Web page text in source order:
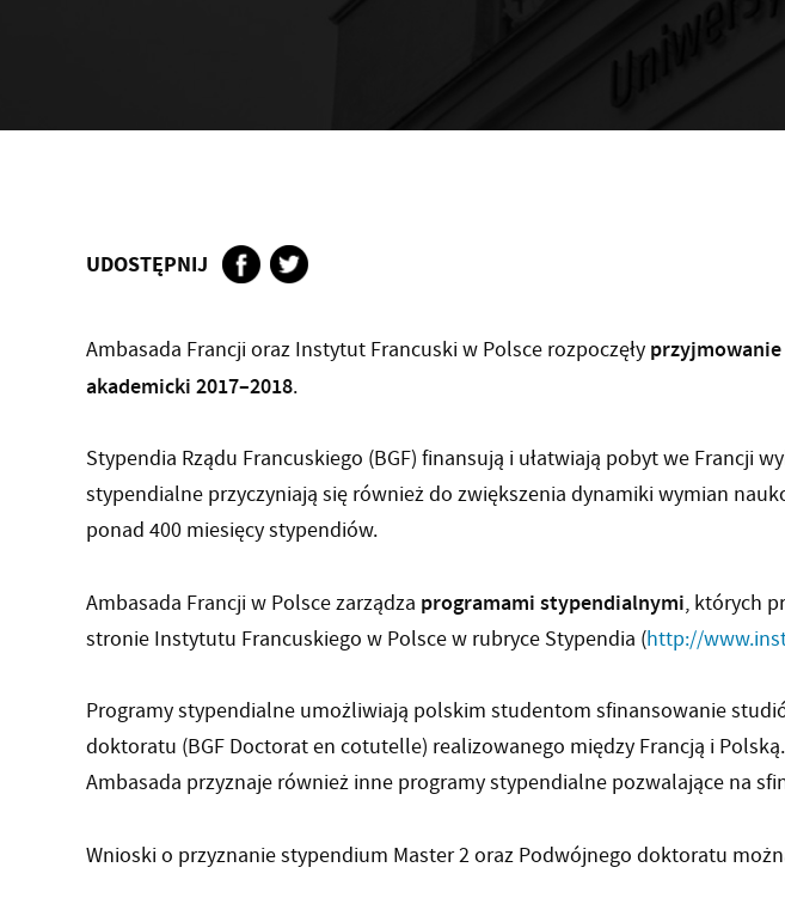
UDOSTĘPNIJ
Ambasada Francji oraz Instytut Francuski w Polsce rozpoczęły
akademicki 2017–2018.
Stypendia Rządu Francuskiego (BGF) finansują i ułatwiają pobyt we
stypendialne przyczyniają się również do zwiększenia dynamiki wymian
ponad 400 miesięcy stypendiów.
Ambasada Francji w Polsce zarządza programami stypendialnymi, których
stronie Instytutu Francuskiego w Polsce w rubryce Stypendia (http://
Programy stypendialne umożliwiają polskim studentom sfinansowanie
doktoratu (BGF Doctorat en cotutelle) realizowanego między Francją i Polską.
Ambasada przyznaje również inne programy stypendialne pozwalające na
Wnioski o przyznanie stypendium Master 2 oraz Podwójnego doktoratu